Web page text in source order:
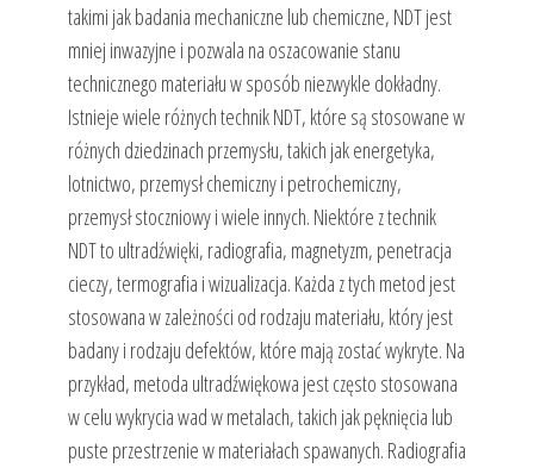
takimi jak badania mechaniczne lub chemiczne, NDT jest
mniej inwazyjne i pozwala na oszacowanie stanu
technicznego materiału w sposób niezwykle dokładny.
Istnieje wiele różnych technik NDT, które są stosowane w
różnych dziedzinach przemysłu, takich jak energetyka,
lotnictwo, przemysł chemiczny i petrochemiczny,
przemysł stoczniowy i wiele innych. Niektóre z technik
NDT to ultradźwięki, radiografia, magnetyzm, penetracja
cieczy, termografia i wizualizacja. Każda z tych metod jest
stosowana w zależności od rodzaju materiału, który jest
badany i rodzaju defektów, które mają zostać wykryte. Na
przykład, metoda ultradźwiękowa jest często stosowana
w celu wykrycia wad w metalach, takich jak pęknięcia lub
puste przestrzenie w materiałach spawanych. Radiografia